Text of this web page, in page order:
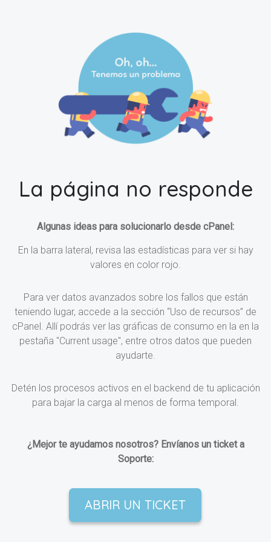
La página no responde
Algunas ideas para solucionarlo desde cPanel:
En la barra lateral, revisa las estadísticas para ver si hay
valores en color rojo.
Para ver datos avanzados sobre los fallos que están
teniendo lugar, accede a la sección “Uso de recursos” de
cPanel. Allí podrás ver las gráficas de consumo en la en la
pestaña "Current usage", entre otros datos que pueden
ayudarte.
Detén los procesos activos en el backend de tu aplicación
para bajar la carga al menos de forma temporal.
¿Mejor te ayudamos nosotros? Envíanos un ticket a
Soporte:
ABRIR UN TICKET